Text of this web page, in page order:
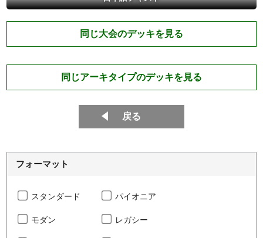
同じ大会のデッキを見る
同じアーキタイプのデッキを見る
戻る
フォーマット
スタンダード パイオニア
モダン レガシー